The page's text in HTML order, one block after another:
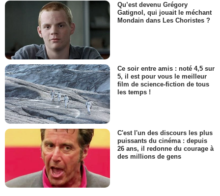
Qu’est devenu Grégory
Gatignol, qui jouait le méchant
Mondain dans Les Choristes ?
Ce soir entre amis : noté 4,5 sur
5, il est pour vous le meilleur
film de science-fiction de tous
les temps !
C'est l'un des discours les plus
puissants du cinéma : depuis
26 ans, il redonne du courage à
des millions de gens